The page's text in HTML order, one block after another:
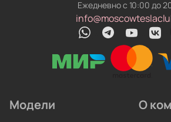
и работает в местных сетях.
Чиним и обслуживаем на
профильные автоэлектрики.
прошивки, меняют ячейки
и ремонтируют инверторы.
Ежедневно с 10:00 до
Модели О